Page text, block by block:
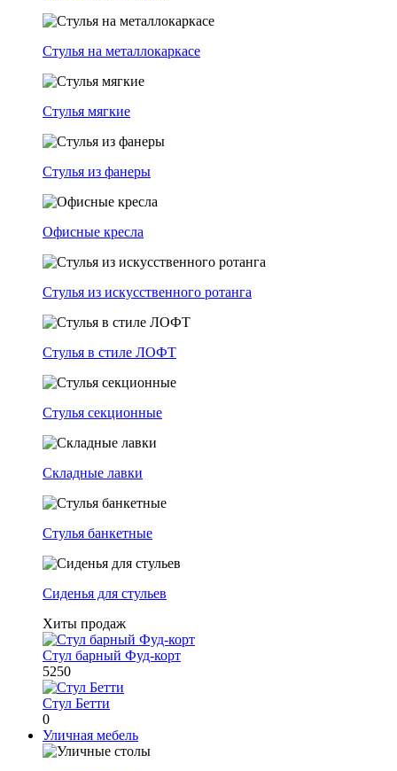
Стулья на металлокаркасе
Стулья мягкие
Стулья из фанеры
Офисные кресла
Стулья из искусственного ротанга
Стулья в стиле ЛОФТ
Стулья секционные
Складные лавки
Стулья банкетные
Сиденья для стульев
Хиты продаж
Стул барный Фуд-корт
5250
Стул Бетти
0
Уличная мебель